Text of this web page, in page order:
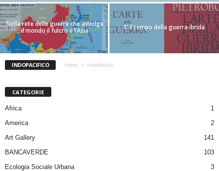
Nella rete delle guerre che avvolge
il mondo il fulcro è l’Asia
E’ il tempo della guerra ibrida
INDOPACIFICO Home IndoPacifico
CATEGORIE
Africa
1
America
2
Art Gallery
141
BANCAVERDE
103
Ecologia Sociale Urbana
3